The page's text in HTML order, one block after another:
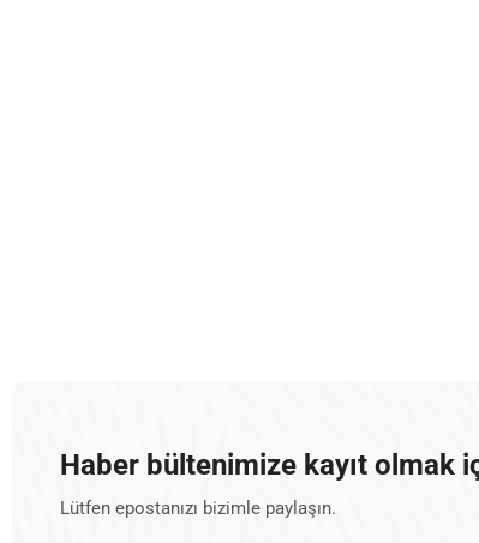
Haber bültenimize kayıt olmak
Lütfen epostanızı bizimle paylaşın.